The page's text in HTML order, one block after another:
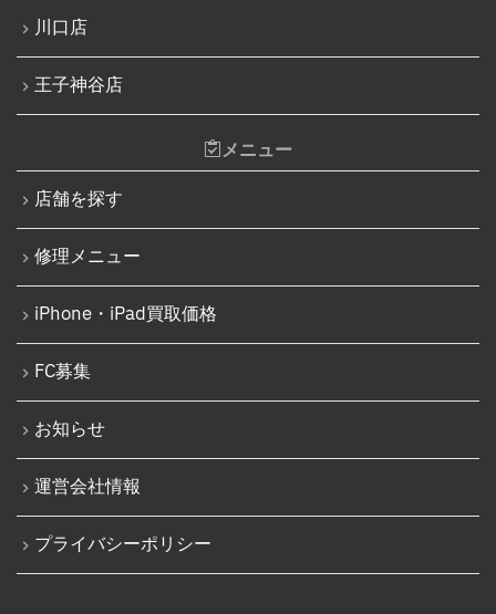
Nintendo Siwtch充電コネクタ修理
Nintendo Switchタッチパネル修理交換
Nintendo Switchゲームカードスロット修理
Nintendo Switch SDカードスロット修理
Nintendo Switch基板破損修理（軽度）
Nintendo Switch基板破損修理（重度）
iPod修理実績
iPodバッテリー交換
パソコン修理実績
パソコン液晶パネル交換修理
パソコンバッテリー交換
パソコンその他部品修理
iPhone 14
iPhone 14 Pro
iPhone 14 Pro Max
iPhone 15
iPhone 15 Pro
iPhone 16
iPhone 16 Plus
iPhone 16 Pro
iPhone 16 Pro Max
iPhone 17
川口店
王子神谷店
メニュー
店舗を探す
修理メニュー
iPhone・iPad買取価格
FC募集
お知らせ
運営会社情報
プライバシーポリシー